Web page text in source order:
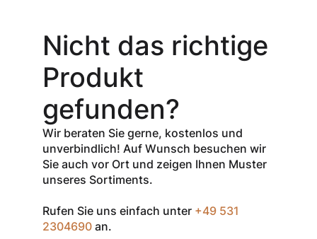
Gutschein-Code
INSPEC30
erhalten Sie
% Rabattauf
den Netto-
Verkaufspreis
aller Produkte
der Marke
InSpec von
Redditch
Zum Einlösen
geben Sie den
Nicht das richtige
Produkt
gefunden?
Wir beraten Sie gerne, kostenlos und
unverbindlich! Auf Wunsch besuchen wir
Sie auch vor Ort und zeigen Ihnen Muster
unseres Sortiments.
Rufen Sie uns einfach unter +49 531
2304690 an.